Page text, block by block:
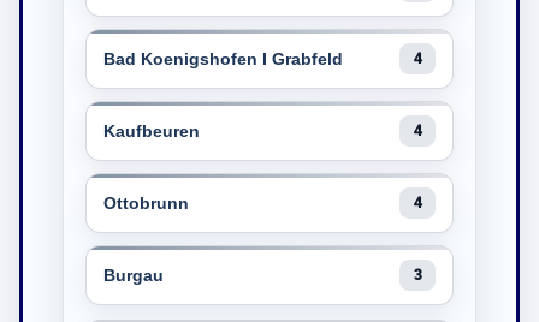
Bad Koenigshofen I Grabfeld 4
Kaufbeuren 4
Ottobrunn 4
Burgau 3